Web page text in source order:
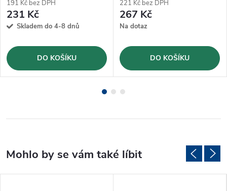
191 Kč bez DPH
231 Kč
Skladem do 4-8 dnů
DO KOŠÍKU
221 Kč bez DPH
267 Kč
Na dotaz
DO KOŠÍKU